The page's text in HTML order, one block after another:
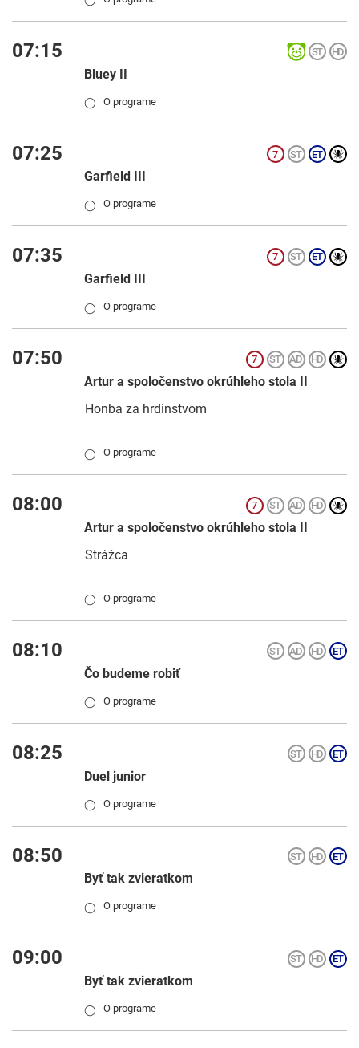
07:15
Bluey II
◯ O programe
07:25
Garfield III
◯ O programe
07:35
Garfield III
◯ O programe
07:50
Artur a spoločenstvo okrúhleho stola II
Honba za hrdinstvom
◯ O programe
08:00
Artur a spoločenstvo okrúhleho stola II
Strážca
◯ O programe
08:10
Čo budeme robiť
◯ O programe
08:25
Duel junior
◯ O programe
08:50
Byť tak zvieratkom
◯ O programe
09:00
Byť tak zvieratkom
◯ O programe